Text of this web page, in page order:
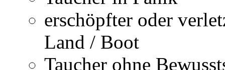
erschöpfter oder
Land / Boot
Taucher ohne